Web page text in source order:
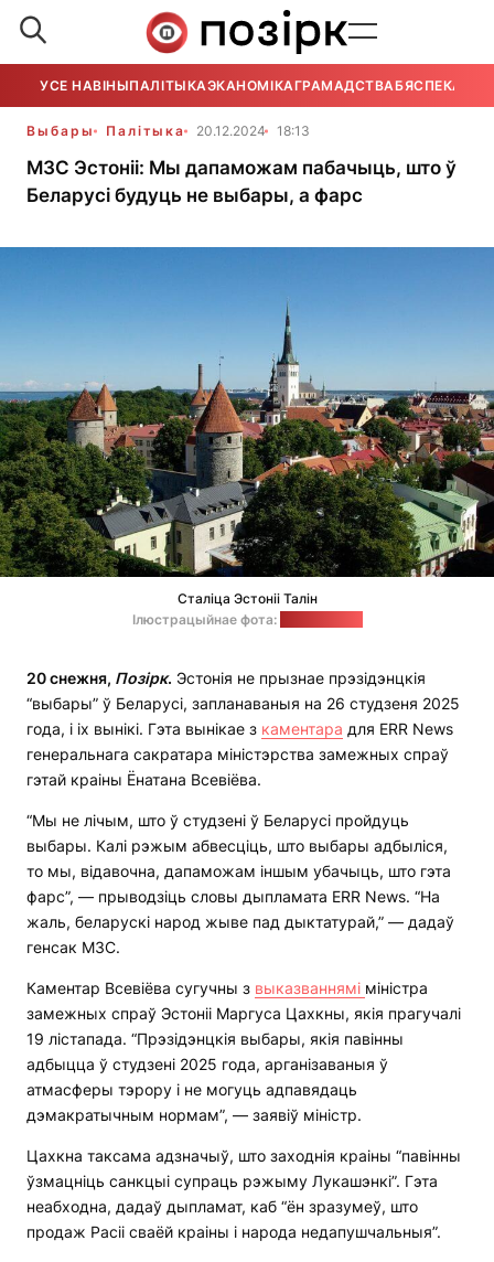
УСЕ НАВІНЫПАЛІТЫКАЭКАНОМІКАГРАМАДСТВАБЯСПЕКА
Выбары Палітыка 20.12.2024 18:13
МЗС Эстоніі: Мы дапаможам пабачыць, што ў
Беларусі будуць не выбары, а фарс
Сталіца Эстоніі Талін
Ілюстрацыйнае фота:
20 снежня, Позірк. Эстонія не прызнае прэзідэнцкія
“выбары” ў Беларусі, запланаваныя на 26 студзеня 2025
года, і іх вынікі. Гэта вынікае з каментара для ERR News
генеральнага сакратара міністэрства замежных спраў
гэтай краіны Ёнатана Всевіёва.
“Мы не лічым, што ў студзені ў Беларусі пройдуць
выбары. Калі рэжым абвесціць, што выбары адбыліся,
то мы, відавочна, дапаможам іншым убачыць, што гэта
фарс”, — прыводзіць словы дыпламата ERR News. “На
жаль, беларускі народ жыве пад дыктатурай,” — дадаў
генсак МЗС.
Каментар Всевіёва сугучны з выказваннямі міністра
замежных спраў Эстоніі Маргуса Цахкны, якія прагучалі
19 лістапада. “Прэзідэнцкія выбары, якія павінны
адбыцца ў студзені 2025 года, арганізаваныя ў
атмасферы тэрору і не могуць адпавядаць
дэмакратычным нормам”, — заявіў міністр.
Цахкна таксама адзначыў, што заходнія краіны “павінны
ўзмацніць санкцыі супраць рэжыму Лукашэнкі”. Гэта
неабходна, дадаў дыпламат, каб “ён зразумеў, што
продаж Расіі сваёй краіны і народа недапушчальныя”.